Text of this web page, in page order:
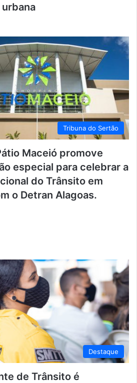
Tribuna do Sertão
Maceió promove
especial para celebrar a
do Trânsito em
o Detran Alagoas.
Destaque
de Trânsito é